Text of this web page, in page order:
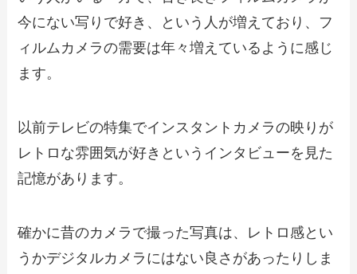
今にない写りで好き、という人が増えており、フ
ィルムカメラの需要は年々増えているように感じ
ます。
以前テレビの特集でインスタントカメラの映りが
レトロな雰囲気が好きというインタビューを見た
記憶があります。
確かに昔のカメラで撮った写真は、レトロ感とい
うかデジタルカメラにはない良さがあったりしま